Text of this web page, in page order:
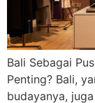
Bali Sebagai
Penting? Bali,
budayanya,